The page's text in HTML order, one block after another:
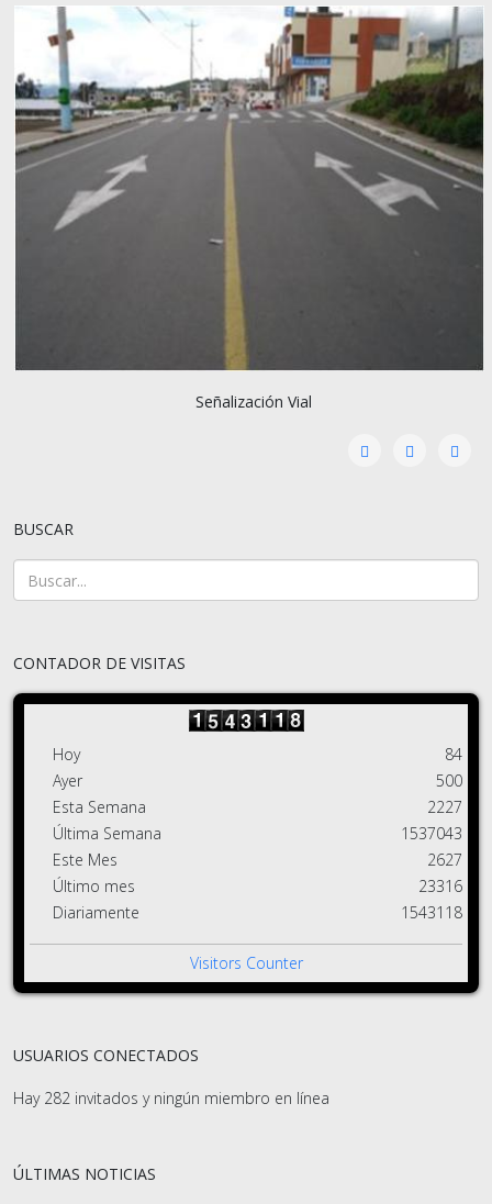
Señalización Vial
BUSCAR
CONTADOR DE VISITAS
Hoy
Ayer
Esta Semana
Última Semana
Este Mes
Último mes
Diariamente
84
500
2227
1537043
2627
23316
1543118
Visitors Counter
USUARIOS CONECTADOS
Hay 282 invitados y ningún miembro en línea
ÚLTIMAS NOTICIAS